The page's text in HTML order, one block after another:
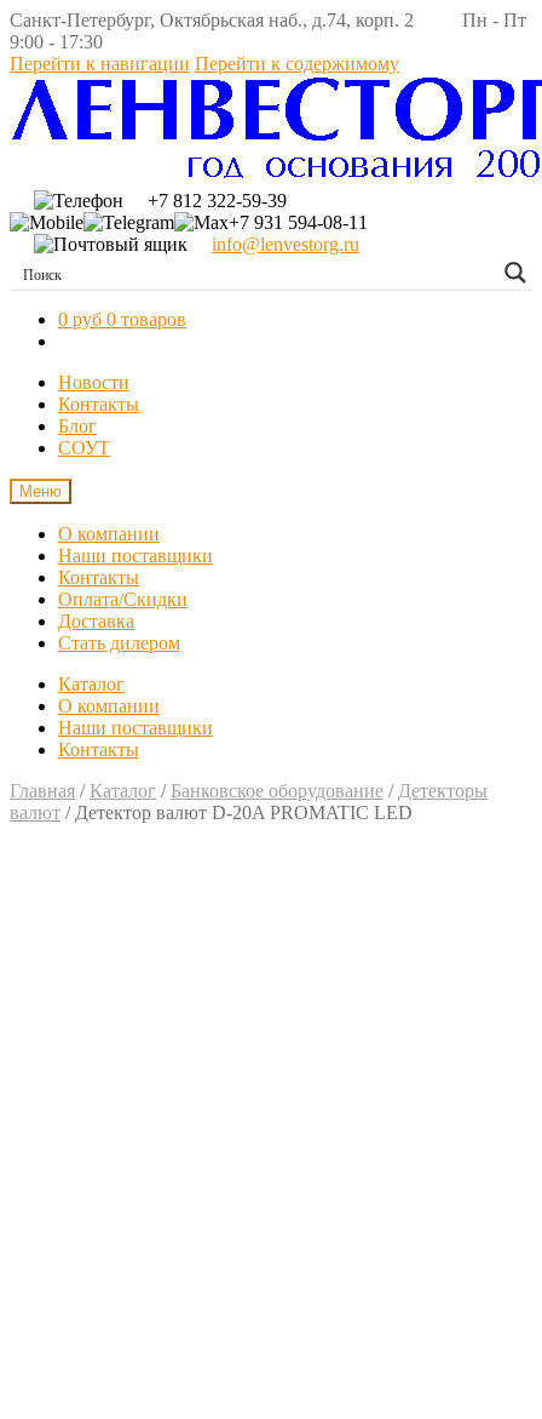
Санкт-Петербург, Октябрьская наб., д.74, корп. 2 Пн - Пт
9:00 - 17:30
Перейти к навигации Перейти к содержимому
+7 812 322-59-39
+7 931 594-08-11
info@lenvestorg.ru
0 руб 0 товаров
Новости
Контакты
Блог
СОУТ
Меню
О компании
Наши поставщики
Контакты
Оплата/Скидки
Доставка
Стать дилером
Каталог
О компании
Наши поставщики
Контакты
Главная / Каталог / Банковское оборудование / Детекторы
валют / Детектор валют D-20A PROMATIC LED